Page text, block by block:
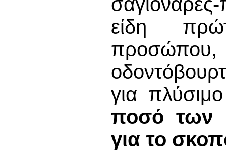
είδη
για
ποσό των
για το